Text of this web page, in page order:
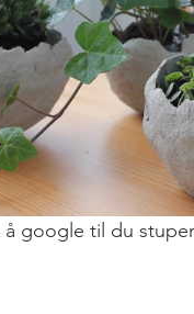
å google til du